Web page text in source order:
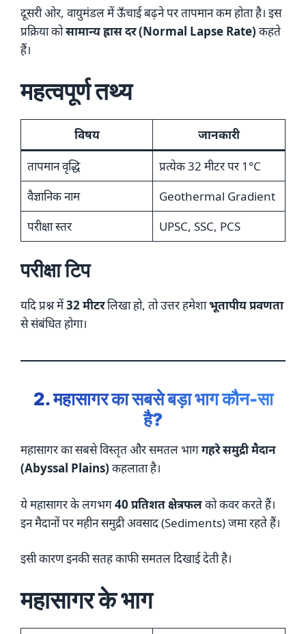
दूसरी ओर, वायुमंडल में ऊँचाई बढ़ने पर तापमान कम होता है। इस
प्रक्रिया कोसामान्य ह्रास दर (Normal Lapse Rate) कहते
हैं।
महत्वपूर्ण तथ्य
विषय
जानकारी
तापमान वृद्धि
प्रत्येक 32 मीटर पर 1°C
वैज्ञानिक नाम
Geothermal Gradient
परीक्षा स्तर
UPSC, SSC, PCS
परीक्षा टिप
यदि प्रश्न में32 मीटरलिखा हो, तो उत्तर हमेशाभूतापीय प्रवणता
से संबंधित होगा।
2. महासागर का सबसे बड़ा भाग कौन-सा
है?
महासागर का सबसे विस्तृत और समतल भागगहरे समुद्री मैदान
(Abyssal Plains) कहलाता है।
ये महासागर के लगभग40 प्रतिशत क्षेत्रफलको कवर करते हैं।
इन मैदानों पर महीन समुद्री अवसाद (Sediments) जमा रहते हैं।
इसी कारण इनकी सतह काफी समतल दिखाई देती है।
महासागर के भाग